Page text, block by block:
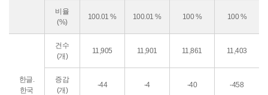
비율
(%)
100.01 % 100.01 % 100 % 100 %
한글.
한국
건수
(개)
11,905 11,901 11,861 11,403
증감
(개)
-44 -4 -40 -458